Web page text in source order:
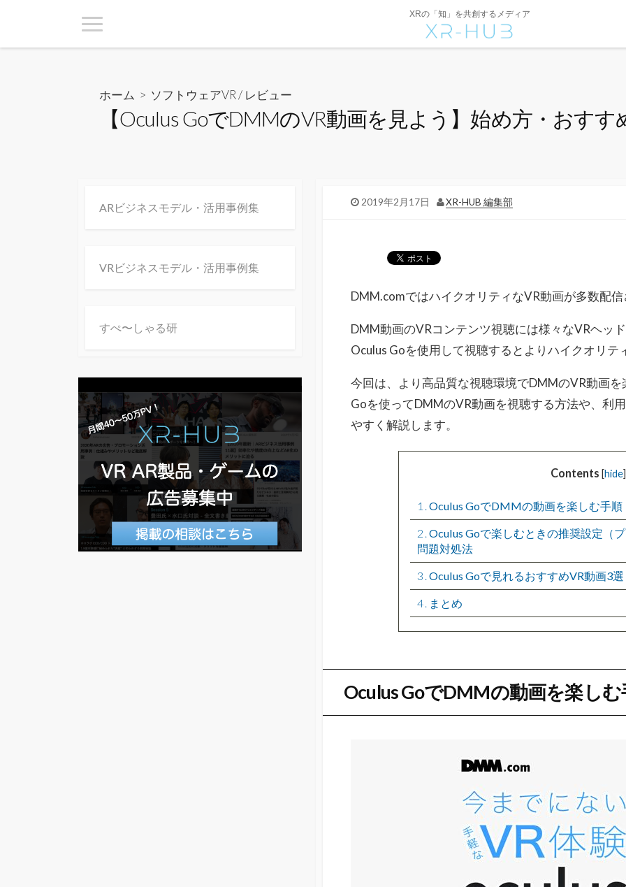
XRの「知」を共創するメディア
ホーム > ソフトウェアVR/ レビュー
【Oculus GoでDMMのVR動画を見よう】始め方・おす
2019年2月17日 XR-HUB 編集部
DMM.comではハイクオリティなVR動画が多数配
DMM動画のVRコンテンツ視聴には様々なVRヘッ
Oculus Goを使用して視聴するとよりハイクオリテ
今回は、より高品質な視聴環境でDMMのVR動画
Goを使ってDMMのVR動画を視聴する方法や、利
やすく解説します。
Contents [hide]
1 Oculus GoでDMMの動画を楽しむ手順
2 Oculus Goで楽しむときの推奨設定（
問題対処法
3 Oculus Goで見れるおすすめVR動画3選
4 まとめ
Oculus GoでDMMの動画を楽しむ
ARビジネスモデル・活用事例集
VRビジネスモデル・活用事例集
すぺ〜しゃる研